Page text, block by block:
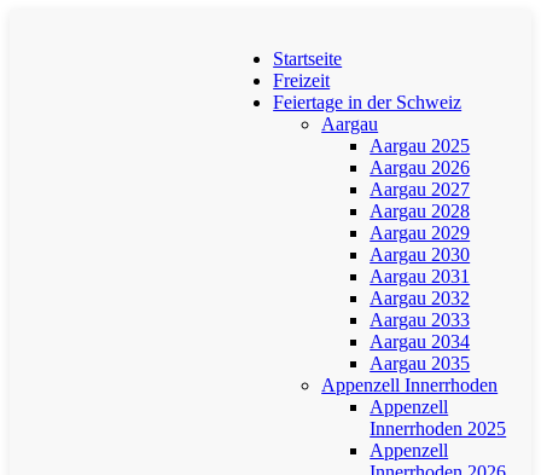
Startseite
Freizeit
Feiertage in der Schweiz
Aargau
Aargau 2025
Aargau 2026
Aargau 2027
Aargau 2028
Aargau 2029
Aargau 2030
Aargau 2031
Aargau 2032
Aargau 2033
Aargau 2034
Aargau 2035
Appenzell Innerrhoden
Appenzell
Innerrhoden 2025
Appenzell